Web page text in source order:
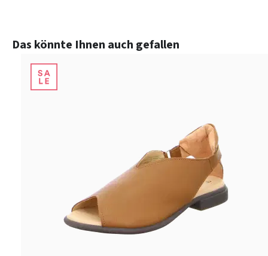
Produktgalerie überspringen
Das könnte Ihnen auch gefallen